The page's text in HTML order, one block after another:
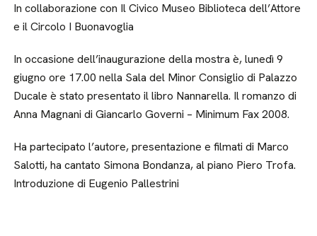
In collaborazione con Il Civico Museo Biblioteca dell’Attore
e il Circolo I Buonavoglia
In occasione dell’inaugurazione della mostra è, lunedì 9
giugno ore 17.00 nella Sala del Minor Consiglio di Palazzo
Ducale è stato presentato il libro Nannarella. Il romanzo di
Anna Magnani di Giancarlo Governi – Minimum Fax 2008.
Ha partecipato l’autore, presentazione e filmati di Marco
Salotti, ha cantato Simona Bondanza, al piano Piero Trofa.
Introduzione di Eugenio Pallestrini